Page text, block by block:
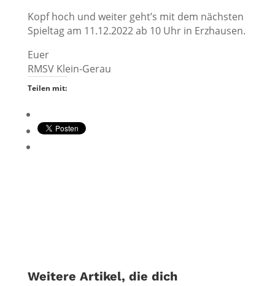
Kopf hoch und weiter geht’s mit dem nächsten
Spieltag am 11.12.2022 ab 10 Uhr in Erzhausen.
Euer
RMSV Klein-Gerau
Teilen mit:
Weitere Artikel, die dich